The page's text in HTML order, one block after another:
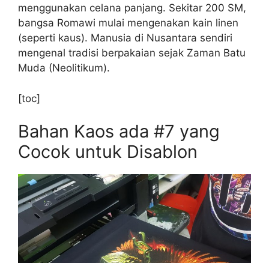
menggunakan celana panjang. Sekitar 200 SM,
bangsa Romawi mulai mengenakan kain linen
(seperti kaus). Manusia di Nusantara sendiri
mengenal tradisi berpakaian sejak Zaman Batu
Muda (Neolitikum).
[toc]
Bahan Kaos ada #7 yang
Cocok untuk Disablon